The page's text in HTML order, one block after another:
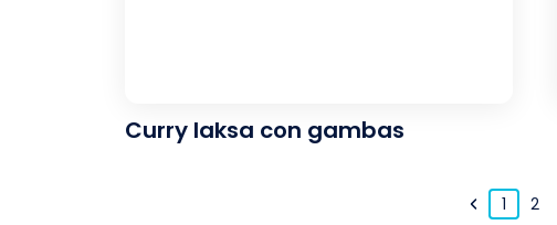
Curry laksa con gambas
1 2